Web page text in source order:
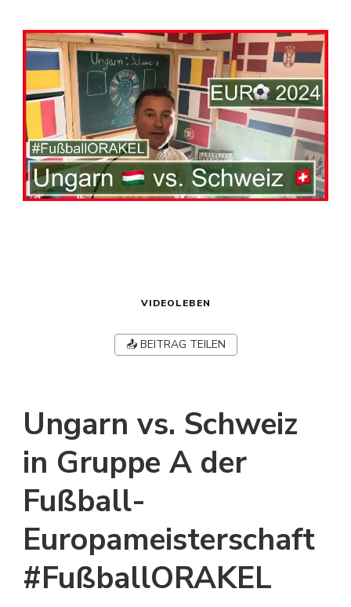
VIDEOLEBEN
📤 BEITRAG TEILEN
Ungarn vs. Schweiz
in Gruppe A der
Fußball-
Europameisterschaft
#FußballORAKEL